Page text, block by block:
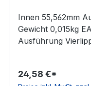
Innen 55,562mm
Gewicht 0,015kg
Ausführung
Gehäuses ab
24,58 €*